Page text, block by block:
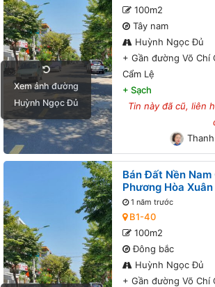
Xem ảnh đường
Huỳnh Ngọc Đủ
100m2
Tây nam
Huỳnh Ngọc Đủ
+ Gần đường Võ Chí
Cẩm Lệ
+ Sạch
Tin này đã cũ, liên
Bán Đất Nền
Phương Hòa
Ngọc Đủ B1-40 lô
Võ Chí Công, Gần
1 năm trước
B1-40
100m2
Đông bắc
Huỳnh Ngọc Đủ
+ Gần đường Võ Chí